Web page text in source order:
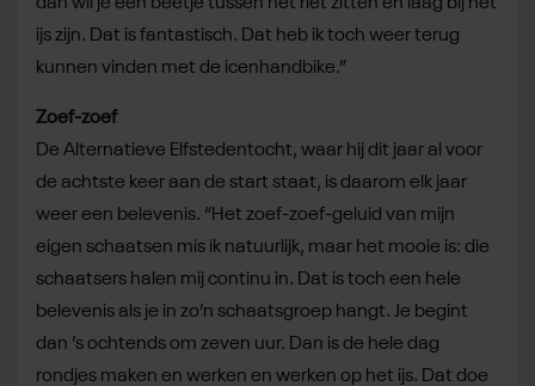
ijs zijn. Dat is fantastisch. Dat heb ik toch weer terug
kunnen vinden met de icenhandbike.”
Zoef-zoef
De Alternatieve Elfstedentocht, waar hij dit jaar al voor
de achtste keer aan de start staat, is daarom elk jaar
weer een belevenis. “Het zoef-zoef-geluid van mijn
eigen schaatsen mis ik natuurlijk, maar het mooie is: die
schaatsers halen mij continu in. Dat is toch een hele
belevenis als je in zo’n schaatsgroep hangt. Je begint
dan ’s ochtends om zeven uur. Dan is de hele dag
rondjes maken en werken en werken op het ijs. Dat doe